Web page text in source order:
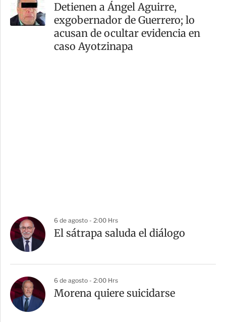
Detienen a Ángel Aguirre,
exgobernador de Guerrero; lo
acusan de ocultar evidencia en
caso Ayotzinapa
6 de agosto - 2:00 Hrs
El sátrapa saluda el diálogo
6 de agosto - 2:00 Hrs
Morena quiere suicidarse